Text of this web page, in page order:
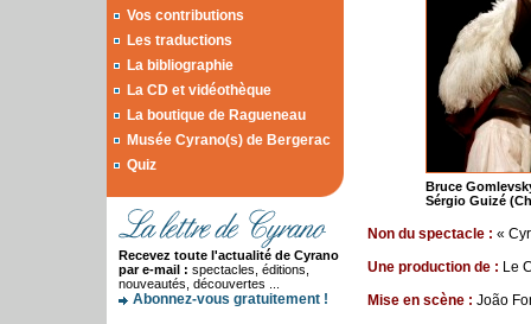
Vos contributions
Les traductions
La bibliographie
La CD et vidéothèque
La boutique de Ragueneau
Musée Cyrano(s) de Bergerac
Quiz
Recevez toute l'actualité de Cyrano
par e-mail : spectacles, éditions,
nouveautés, découvertes ...
Abonnez-vous gratuitement !
Bruce
Sérgio Guizé
Non du spectacle : «
Une production de : Le
Mise en scène : João